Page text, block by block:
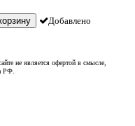
Добавлено
не является офертой в смысле,
РФ.